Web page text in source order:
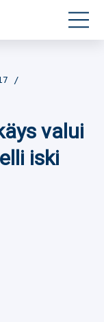
valui
iski